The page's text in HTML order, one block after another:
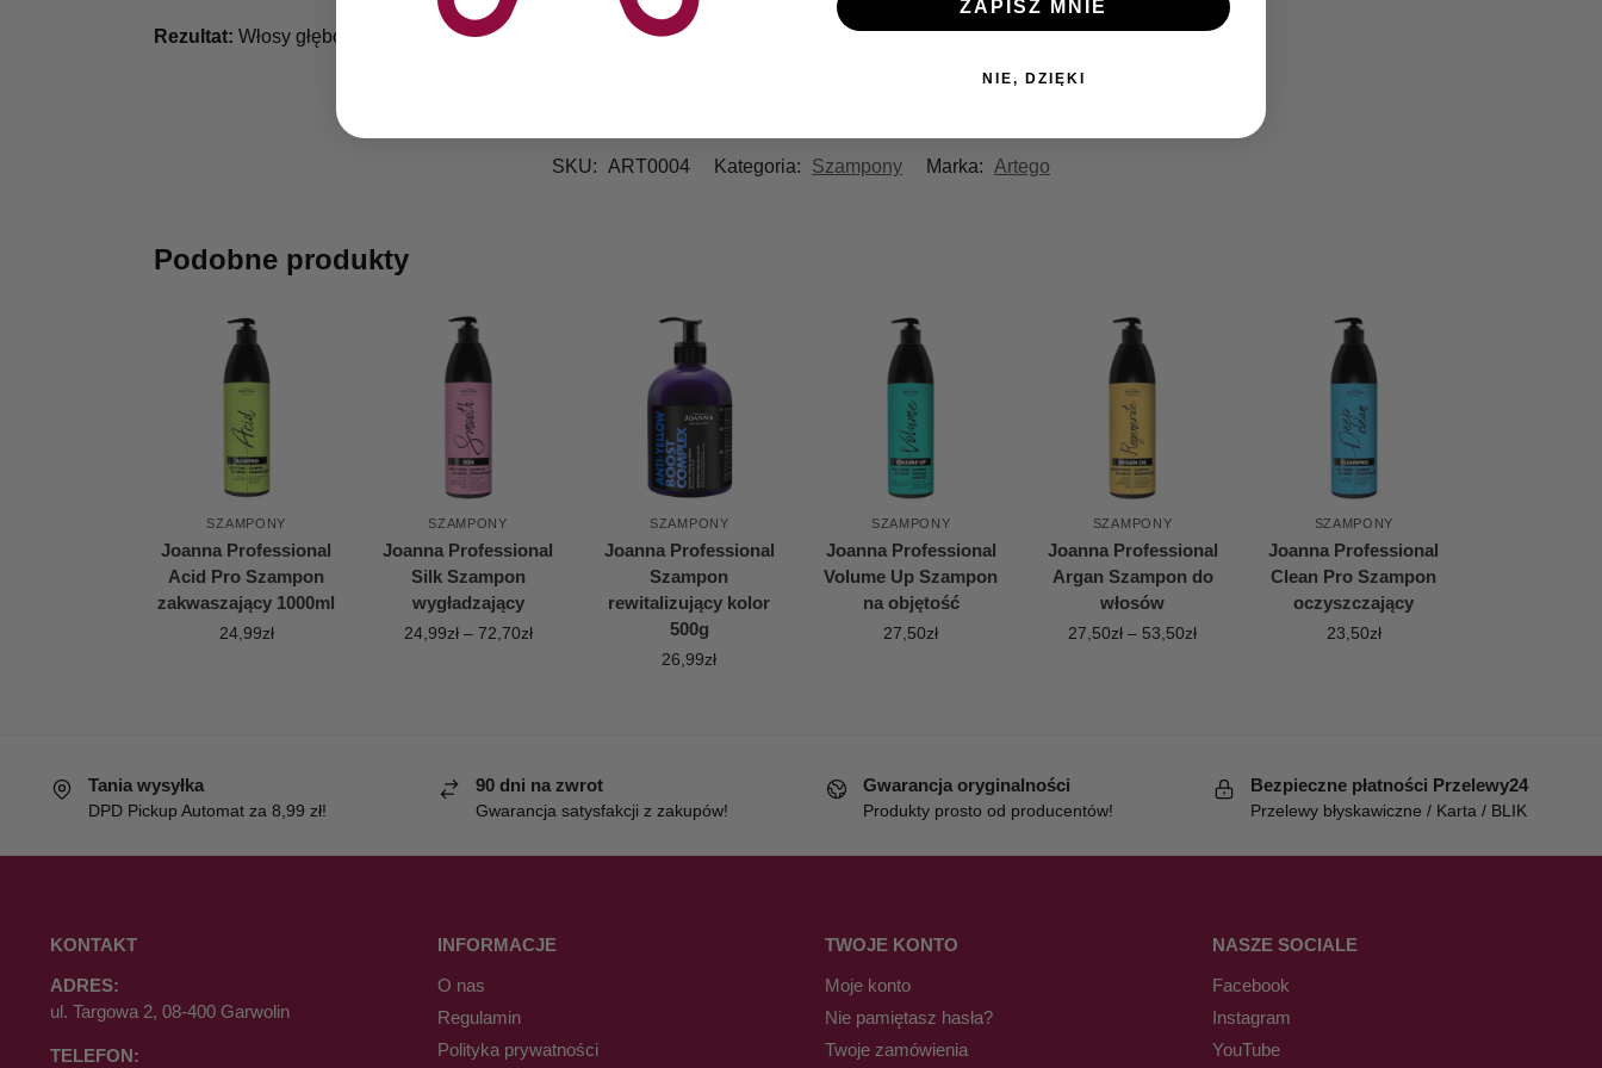
Rezultat: Włosy głęboko nawilżone i gładkie, bez tendencji do puszenia się i plątania. Łatwe w rozczesywaniu.
SKU: ART0004 Kategoria: Szampony Marka: Artego
Podobne produkty
SZAMPONY
Joanna Professional
Acid Pro Szampon
zakwaszający 1000ml
24,99zł
SZAMPONY
Joanna Professional
Silk Szampon
wygładzający
24,99zł – 72,70zł
SZAMPONY
Joanna Professional
Szampon
rewitalizujący kolor
500g
26,99zł
SZAMPONY
Joanna Professional
Volume Up Szampon
na objętość
27,50zł
SZAMPONY
Joanna Professional
Argan Szampon do
włosów
27,50zł – 53,50zł
SZAMPONY
Joanna Professional
Clean Pro Szampon
oczyszczający
23,50zł
Tania wysyłka
DPD Pickup Automat za 8,99 zł!
90 dni na zwrot
Gwarancja satysfakcji z zakupów!
Gwarancja oryginalności
Produkty prosto od producentów!
Bezpieczne płatności Przelewy24
Przelewy błyskawiczne / Karta / BLIK
KONTAKT
ADRES:
ul. Targowa 2, 08-400 Garwolin
TELEFON:
INFORMACJE
O nas
Regulamin
Polityka prywatności
TWOJE KONTO
Moje konto
Nie pamiętasz hasła?
Twoje zamówienia
NASZE SOCIALE
Facebook
Instagram
YouTube
ZAPISZ MNIE
NIE, DZIĘKI